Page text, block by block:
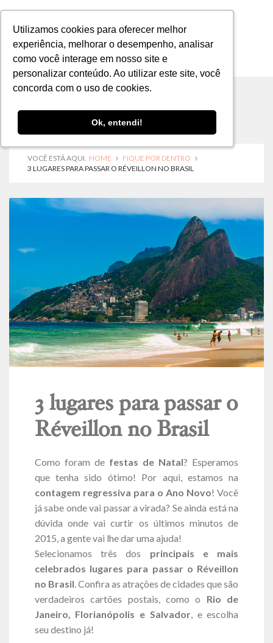
Utilizamos cookies para oferecer melhor
experiência, melhorar o desempenho, analisar
como você interage em nosso site e
personalizar conteúdo. Ao utilizar este site, você
concorda com o uso de cookies.
Ok, entendi!
Utilizamos cookies para oferecer melhor
experiência, melhorar o desempenho, analisar
como você interage em nosso site e
personalizar conteúdo. Ao utilizar este site, você
concorda com o uso de cookies.
Ok, entendi!
MENU
VOCÊ ESTÁ AQUI. HOME
FIQUE POR DENTRO
3 LUGARES PARA PASSAR O RÉVEILLON NO BRASIL
3 lugares para passar o
Réveillon no Brasil
Como foram defestas de Natal? Esperamos
que tenha sido ótimo! Por aqui, estamos na
contagem regressiva para o Ano Novo! Você
já sabe onde vai passar a virada? Se ainda está na
dúvida onde vai curtir os últimos minutos de
2015, a gente vai lhe dar uma ajuda!
Selecionamos três dos principais e mais
celebrados lugares para passar o Réveillon
no Brasil. Confira as atrações de cidades que são
verdadeiros cartões postais, como o Rio de
Janeiro, Florianópolis e Salvador, e escolha
seu destino já!